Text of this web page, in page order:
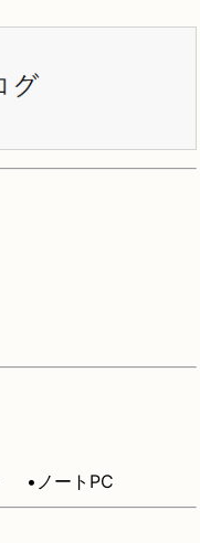
•ノートPC